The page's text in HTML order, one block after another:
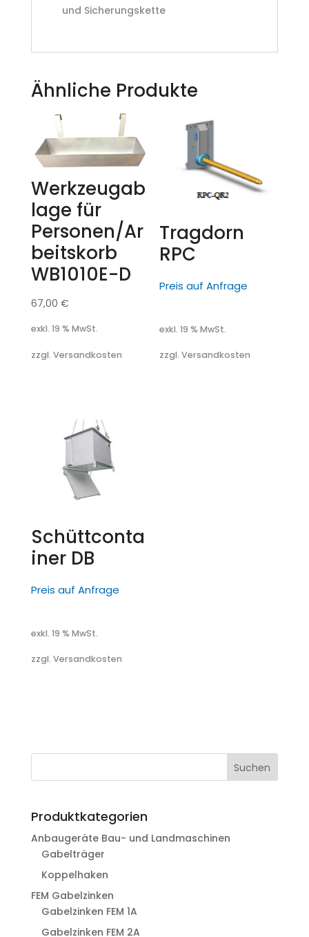
und Sicherungskette
Ähnliche Produkte
Werkzeugab
lage für
Personen/Ar
beitskorb
WB1010E-D
67,00 €
exkl. 19 % MwSt.
zzgl. Versandkosten
Tragdorn
RPC
Preis auf Anfrage
exkl. 19 % MwSt.
zzgl. Versandkosten
Schüttconta
iner DB
Preis auf Anfrage
exkl. 19 % MwSt.
zzgl. Versandkosten
Suchen
Produktkategorien
Anbaugeräte Bau- und Landmaschinen
Gabelträger
Koppelhaken
FEM Gabelzinken
Gabelzinken FEM 1A
Gabelzinken FEM 2A